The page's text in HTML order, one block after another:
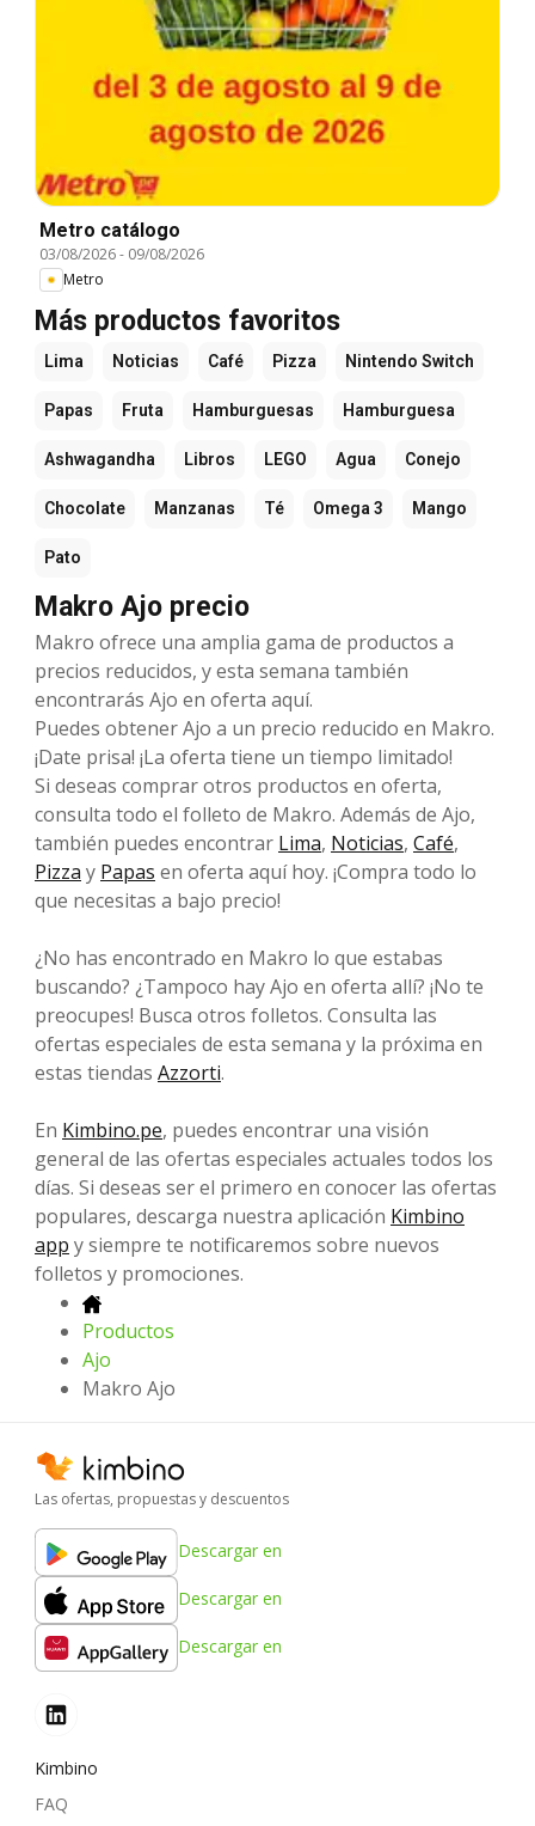
Metro catálogo
03/08/2026- 09/08/2026
Metro
Más productos favoritos
Lima Noticias Café Pizza Nintendo Switch
Papas Fruta Hamburguesas Hamburguesa
Ashwagandha Libros LEGO Agua Conejo
Chocolate Manzanas Té Omega 3 Mango
Pato
Makro Ajo precio
Makro ofrece una amplia gama de productos a
precios reducidos, y esta semana también
encontrarás Ajo en oferta aquí.
Puedes obtener Ajo a un precio reducido en Makro.
¡Date prisa! ¡La oferta tiene un tiempo limitado!
Si deseas comprar otros productos en oferta,
consulta todo el folleto de Makro. Además de Ajo,
también puedes encontrar Lima, Noticias, Café,
Pizza y Papas en oferta aquí hoy. ¡Compra todo lo
que necesitas a bajo precio!
¿No has encontrado en Makro lo que estabas
buscando? ¿Tampoco hay Ajo en oferta allí? ¡No te
preocupes! Busca otros folletos. Consulta las
ofertas especiales de esta semana y la próxima en
estas tiendas Azzorti.
En Kimbino.pe, puedes encontrar una visión
general de las ofertas especiales actuales todos los
días. Si deseas ser el primero en conocer las ofertas
populares, descarga nuestra aplicación Kimbino
app y siempre te notificaremos sobre nuevos
folletos y promociones.
Productos
Ajo
Makro Ajo
Las ofertas, propuestas y descuentos
Descargar en
Descargar en
Descargar en
Kimbino
FAQ